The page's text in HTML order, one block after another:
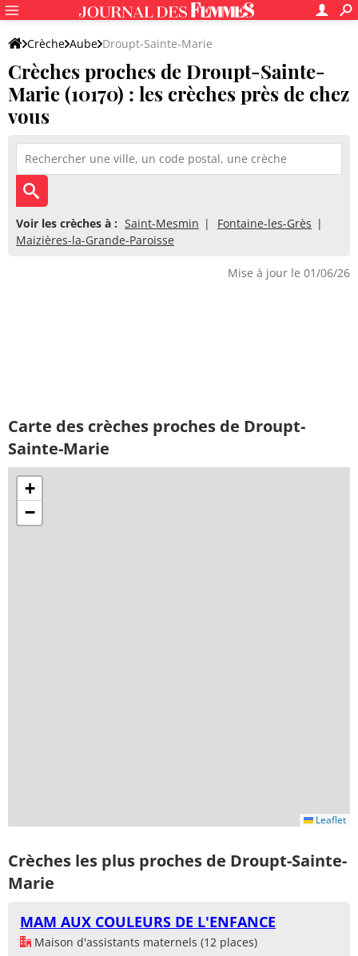
Crèche Aube Droupt-Sainte-Marie
Crèches proches de Droupt-Sainte-
Marie (10170) : les crèches près de chez
vous
Voir les crèches à : Saint-Mesmin
Fontaine-les-Grès
Maizières-la-Grande-Paroisse
Mise à jour le 01/06/26
Carte des crèches proches de Droupt-
Sainte-Marie
+
−
Leaflet
Crèches les plus proches de Droupt-Sainte-
Marie
MAM AUX COULEURS DE L'ENFANCE
Maison d'assistants maternels (12 places)